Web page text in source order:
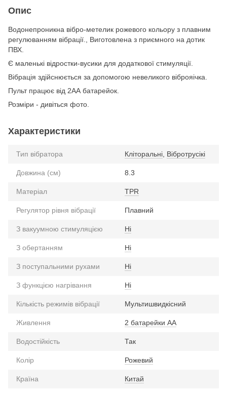
Опис
Водонепроникна вібро-метелик рожевого кольору з плавним
регулюванням вібрації., Виготовлена з приємного на дотик
ПВХ.
Є маленькі відростки-вусики для додаткової стимуляції.
Вібрація здійснюється за допомогою невеликого віброяічка.
Пульт працює від 2АА батарейок.
Розміри - дивіться фото.
Характеристики
Тип вібратора Кліторальні Вібротрусікі
Довжина (см) 8.3
Матеріал TPR
Регулятор рівня вібрації Плавний
З вакуумною стимуляцією Ні
З обертанням Ні
З поступальними рухами Ні
З функцією нагрівання Ні
Кількість режимів вібрації Мультишвидкісний
Живлення 2 батарейки АА
Водостійкість Так
Колір Рожевий
Країна Китай